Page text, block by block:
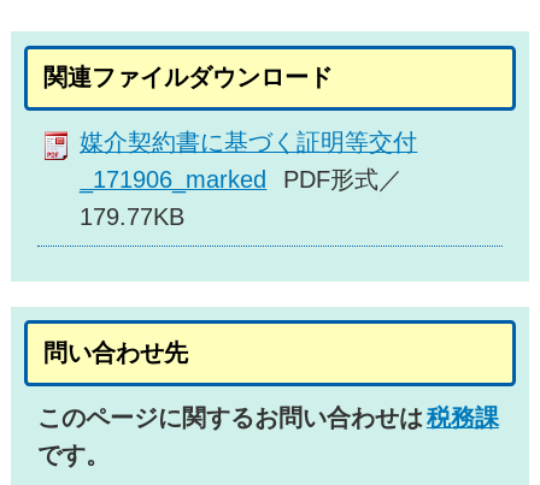
関連ファイルダウンロード
媒介契約書に基づく証明等交付
_171906_marked
PDF形式／
179.77KB
問い合わせ先
このページに関するお問い合わせは税務課
です。